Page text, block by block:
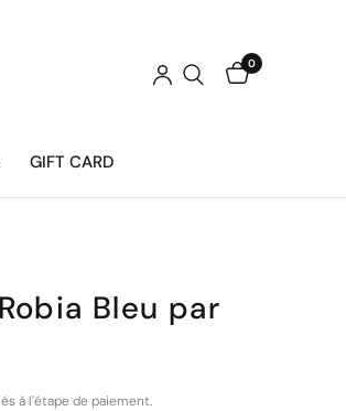
0
GIFT CARD
Bleu par
à l'étape de paiement.